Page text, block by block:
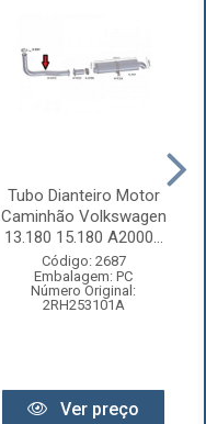
Tubo Dianteiro Motor
Caminhão Volkswagen
13.180 15.180 A2000...
Código: 2687
Embalagem: PC
Número Original:
2RH253101A
Ver preço